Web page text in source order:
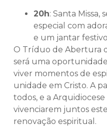
20h: Santa
especial com
e um jantar
O Tríduo de Abertura
será uma
viver momentos de
unidade em Cristo. A
todos, e a Arquidiocese
vivenciarem juntos
renovação espiritual.